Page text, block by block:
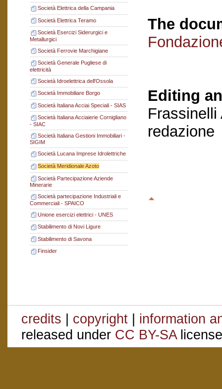
Società Elettrica della Campania
Società Elettrica Teramo
Società Esercizi Siderurgici e
Metallurgici
Società Ferrovie Marchigiane
Società Generale Pugliese di
elettricità
Società Idroelettrica dell'Ossola
Società Immobiliare Borgo
Società Italiana Acciai Speciali - SIAS
Società Italiana Acciaierie Cornigliano
- SIAC
Società Italiana Gestioni Immobiliari -
SIGIM
Società Lucana Imprese Idrolettriche
Società Meridionale Azoto
Società Partecipazione Aziende
Minerarie
Società partecipazione Industriali e
Commerciali - SPAICO
Unione esercizi elettrici - UNES
Stabilimento di Novi Ligure
Stabilimento di Savona
Finsider
The
Editing
Frassinelli
redazione
credits | copyright | information
released under CC BY-SA